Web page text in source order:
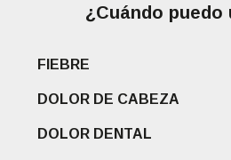
¿Cuándo puedo
FIEBRE
DOLOR DE CABEZA
DOLOR DENTAL